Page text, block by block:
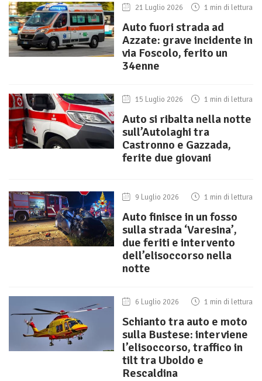
21 Luglio 2026 1 min di lettura
Auto fuori strada ad
Azzate: grave incidente in
via Foscolo, ferito un
34enne
15 Luglio 2026 1 min di lettura
Auto si ribalta nella notte
sull’Autolaghi tra
Castronno e Gazzada,
ferite due giovani
9 Luglio 2026 1 min di lettura
Auto finisce in un fosso
sulla strada ‘Varesina’,
due feriti e intervento
dell’elisoccorso nella
notte
6 Luglio 2026 1 min di lettura
Schianto tra auto e moto
sulla Bustese: interviene
l’elisoccorso, traffico in
tilt tra Uboldo e
Rescaldina